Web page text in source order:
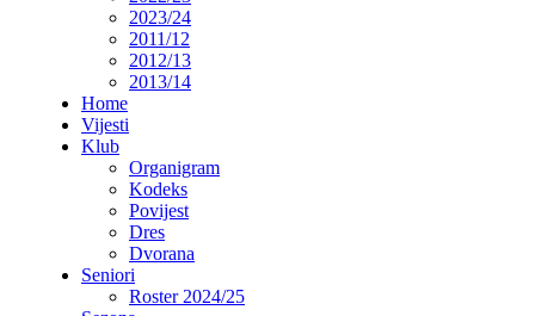
2023/24
2011/12
2012/13
2013/14
Home
Vijesti
Klub
Organigram
Kodeks
Povijest
Dres
Dvorana
Seniori
Roster 2024/25